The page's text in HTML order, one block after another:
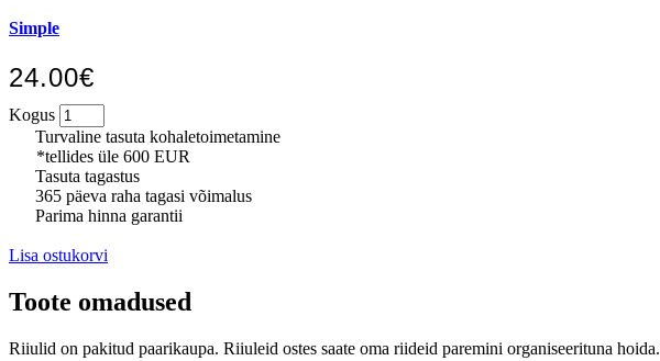
Simple
24.00€
Kogus
Turvaline tasuta kohaletoimetamine
*tellides üle 600 EUR
Tasuta tagastus
365 päeva raha tagasi võimalus
Parima hinna garantii
Lisa ostukorvi
Toote omadused
Riiulid on pakitud paarikaupa. Riiuleid ostes saate oma riideid paremini organiseerituna hoida.